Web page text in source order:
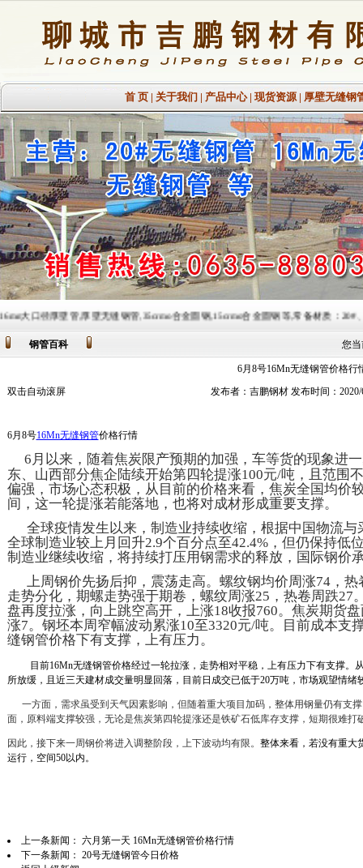
首 页| 关于我们 | 产品中心| 现货资源| 厚壁无缝钢
大口径厚壁管,厚壁无缝钢管,35crmo合金圆钢,15crmo合金圆钢等,常备材质：20#
钢管百科 您
6月8号16Mn无缝钢管价格行
双击自动滚屏
发布者：吉鹏钢材 发布时间：2020/
6月8号16Mn无缝钢管价格行情
6月以来，随着焦炭限产预期的加强，车等货的现象进
东、山西部分焦企陆续开始第四轮提涨100元/吨，且范围
偏强，市场心态积极，从目前的价格来看，焦炭全国均价
间，这一轮提涨若能落地，也将对成材形成重要支撑。
全球疫情发生以来，制造业持续收缩，根据中国物流
全球制造业较上月回升2.9个百分点至42.4%，但仍保持低
制造业继续收缩，将持续打压用钢需求的释放，国际钢价
上周钢价先扬后抑，震荡走高。螺纹钢均价周涨74，
走势分化，期螺走势强于期卷，螺纹周涨25，热卷周跌27
盘再度拉涨，向上跳空高开，上涨18收报760。焦炭期货
涨7。钢坯本周窄幅波动累涨10至3320元/吨。目前成本支
缝钢管价格下有支撑，上有压力。
目前16Mn无缝钢管价格经过一轮拉涨，走势相对平稳，上有压力下有支撑。
所放缓，且近三天建材成交量明显回落，目前日成交已低于20万吨，市场观望情绪
一方面，需求虽受到天气因素影响，但随着重大项目加码，整体用钢量仍有支
面，原料端支撑较强，无论是焦炭第四轮提涨还是铁矿石低库存支撑，短期很难打
因此，接下来一周钢价将进入调整阶段，上下波动均有限。 整体来看，若没有重大
运行，空间50以内。
上一条新闻： 六月第一天 16Mn无缝钢管价格行情
下一条新闻： 20号无缝钢管今日价格